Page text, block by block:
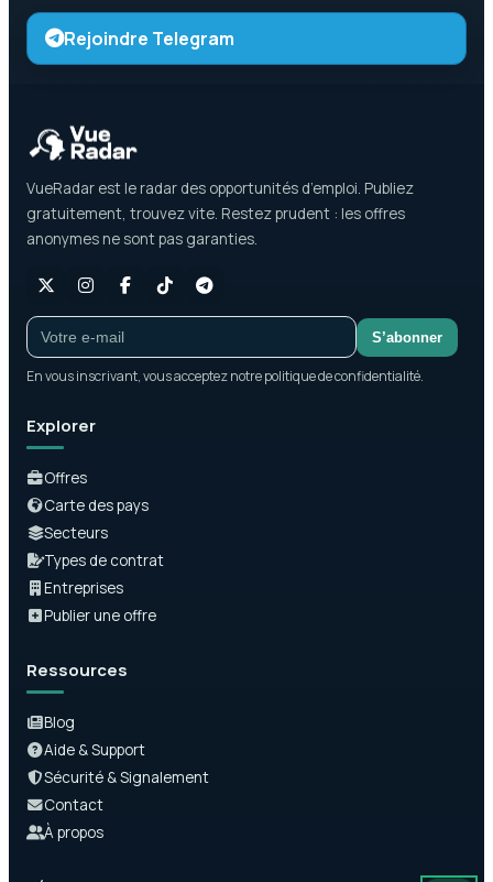
Rejoindre Telegram
VueRadar est le radar des opportunités d’emploi. Publiez
gratuitement, trouvez vite. Restez prudent : les offres
anonymes ne sont pas garanties.
S’abonner
En vous inscrivant, vous acceptez notre politique de confidentialité.
Explorer
Offres
Carte des pays
Secteurs
Types de contrat
Entreprises
Publier une offre
Ressources
Blog
Aide & Support
Sécurité & Signalement
Contact
À propos